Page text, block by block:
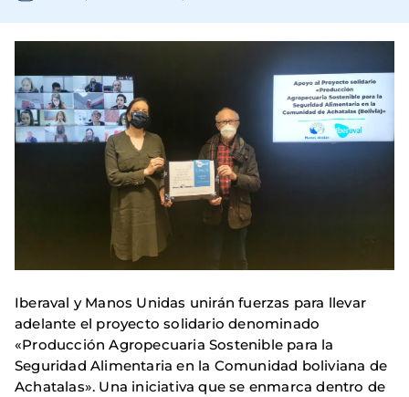
Iberaval y Manos Unidas unirán fuerzas para llevar
adelante el proyecto solidario denominado
«Producción Agropecuaria Sostenible para la
Seguridad Alimentaria en la Comunidad boliviana de
Achatalas». Una iniciativa que se enmarca dentro de